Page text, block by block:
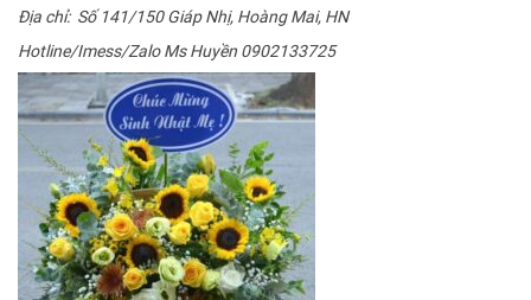
Địa chỉ: Số 141/150 Giáp Nhị, Hoàng Mai, HN
Hotline/Imess/Zalo Ms Huyền 0902133725